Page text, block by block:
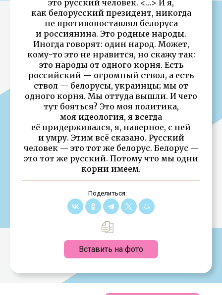
это русский человек. <…> И я,
как белорусский президент, никогда
не противопоставлял белоруса
и россиянина. Это родные народы.
Иногда говорят: один народ. Может,
кому-то это не нравится, но скажу так:
это народы от одного корня. Есть
российский — огромный ствол, а есть
ствол — белорусы, украинцы; мы от
одного корня. Мы оттуда вышли. И чего
тут бояться? Это моя политика,
моя идеология, я всегда
её придерживался, я, наверное, с ней
и умру. Этим всё сказано. Русский
человек — это тот же белорус. Белорус —
это тот же русский. Потому что мы одни
корни имеем.
Поделиться:
Вставить на фото